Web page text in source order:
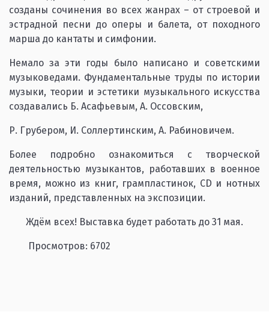
созданы сочинения во всех жанрах – от строевой и
эстрадной песни до оперы и балета, от походного
марша до кантаты и симфонии.
Немало за эти годы было написано и советскими
музыковедами. Фундаментальные труды по истории
музыки, теории и эстетики музыкального искусства
создавались Б. Асафьевым, А. Оссовским,
Р. Грубером, И. Соллертинским, А. Рабиновичем.
Более подробно ознакомиться с творческой
деятельностью музыкантов, работавших в военное
время, можно из книг, грампластинок, CD и нотных
изданий, представленных на экспозиции.
Ждём всех! Выставка будет работать до 31 мая.
Просмотров: 6702